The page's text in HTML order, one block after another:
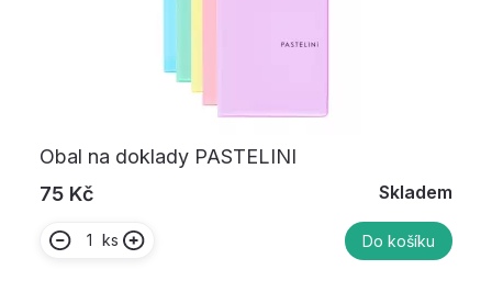
Obal na doklady PASTELINI
75 Kč
Skladem
ks Do košíku